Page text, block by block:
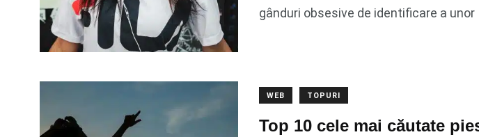
gânduri obsesive de identificare a unor
WEB TOPURI
Top 10 cele mai căutate